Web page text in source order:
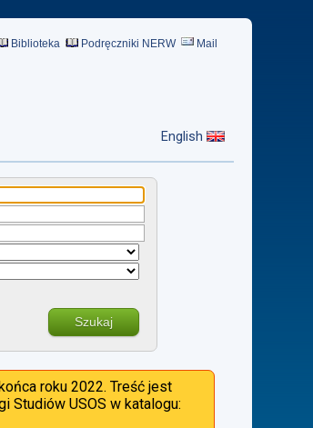
Biblioteka Podręczniki NERW Mail
English
Szukaj
roku 2022. Treść jest
Studiów USOS w katalogu: